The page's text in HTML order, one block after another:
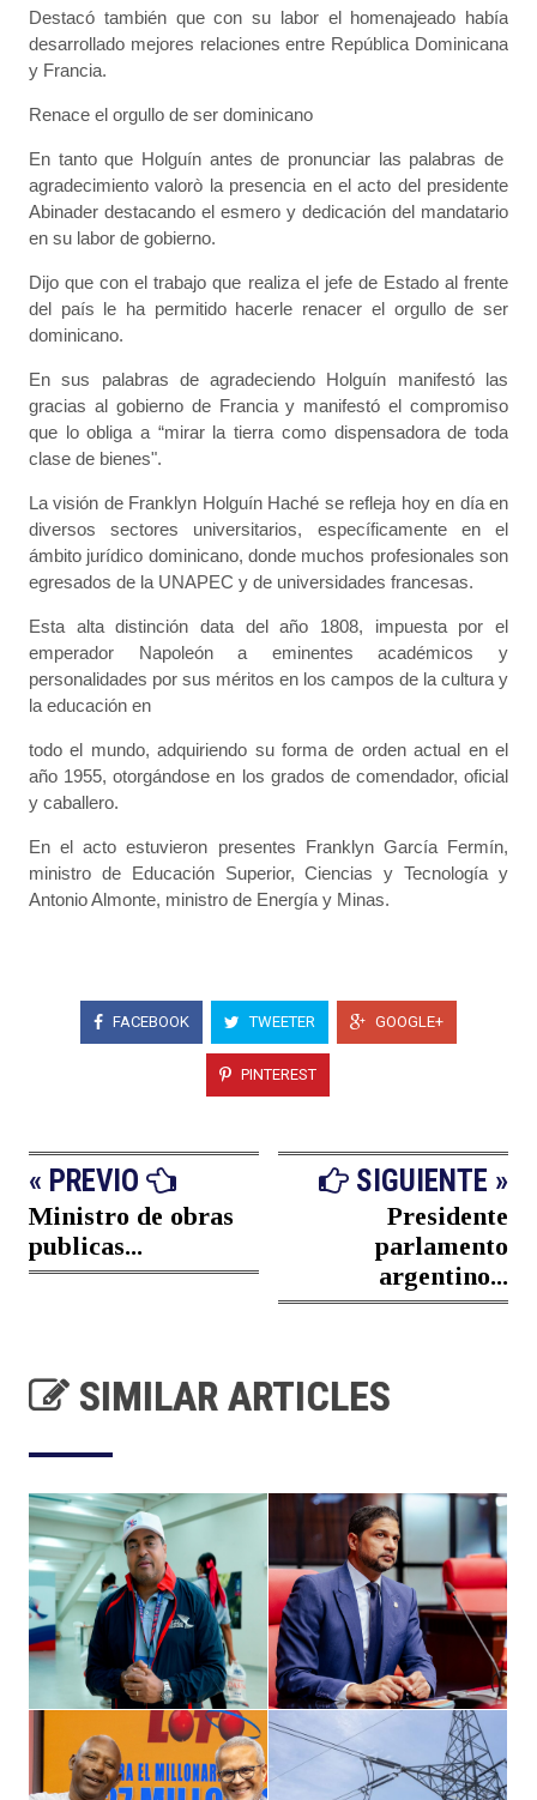
Destacó también que con su labor el homenajeado había
desarrollado mejores relaciones entre República Dominicana
y Francia.
Renace el orgullo de ser dominicano
En tanto que Holguín antes de pronunciar las palabras de
agradecimiento valorò la presencia en el acto del presidente
Abinader destacando el esmero y dedicación del mandatario
en su labor de gobierno.
Dijo que con el trabajo que realiza el jefe de Estado al frente
del país le ha permitido hacerle renacer el orgullo de ser
dominicano.
En sus palabras de agradeciendo Holguín manifestó las
gracias al gobierno de Francia y manifestó el compromiso
que lo obliga a “mirar la tierra como dispensadora de toda
clase de bienes".
La visión de Franklyn Holguín Haché se refleja hoy en día en
diversos sectores universitarios, específicamente en el
ámbito jurídico dominicano, donde muchos profesionales son
egresados de la UNAPEC y de universidades francesas.
Esta alta distinción data del año 1808, impuesta por el
emperador Napoleón a eminentes académicos y
personalidades por sus méritos en los campos de la cultura y
la educación en
todo el mundo, adquiriendo su forma de orden actual en el
año 1955, otorgándose en los grados de comendador, oficial
y caballero.
En el acto estuvieron presentes Franklyn García Fermín,
ministro de Educación Superior, Ciencias y Tecnología y
Antonio Almonte, ministro de Energía y Minas.
FACEBOOK TWEETER GOOGLE+
PINTEREST
« PREVIO
Ministro de obras
publicas...
SIGUIENTE »
Presidente
parlamento
argentino...
SIMILAR ARTICLES